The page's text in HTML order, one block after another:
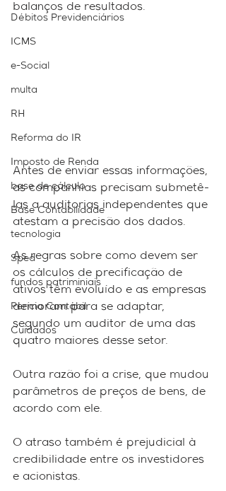
Débitos Previdenciários
ICMS
e-Social
multa
RH
Reforma do IR
Imposto de Renda
base de cálculo
Base Contabilidade
tecnologia
Sped
fundos patriminiais
Perícia Contábil
Cuidados
balanços de resultados.
Antes de enviar essas informações,
as companhias precisam submetê-
las a auditorias independentes que
atestam a precisão dos dados.
As regras sobre como devem ser
os cálculos de precificação de
ativos têm evoluído e as empresas
demoram para se adaptar,
segundo um auditor de uma das
quatro maiores desse setor.
Outra razão foi a crise, que mudou
parâmetros de preços de bens, de
acordo com ele.
O atraso também é prejudicial à
credibilidade entre os investidores
e acionistas.